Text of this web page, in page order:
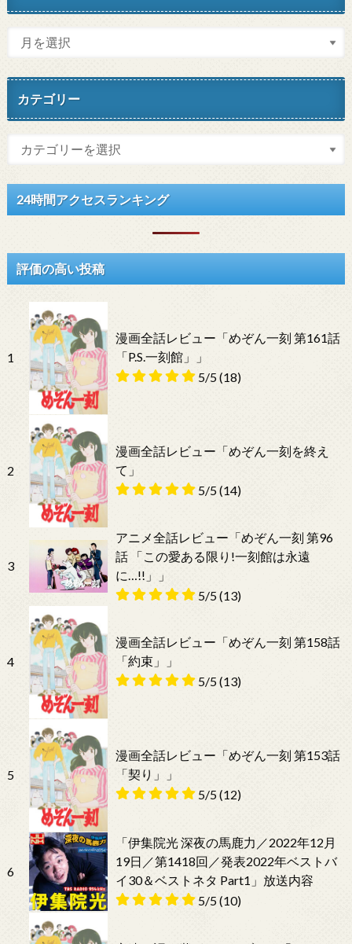
カテゴリー
24時間アクセスランキング
評価の高い投稿
1
漫画全話レビュー「めぞん一刻 第161話
「P.S.一刻館」」
5/5(18)
2
漫画全話レビュー「めぞん一刻を終え
て」
5/5(14)
3
アニメ全話レビュー「めぞん一刻 第96
話 「この愛ある限り!一刻館は永遠
に…!!」」
5/5(13)
4
漫画全話レビュー「めぞん一刻 第158話
「約束」」
5/5(13)
5
漫画全話レビュー「めぞん一刻 第153話
「契り」」
5/5(12)
6
「伊集院光 深夜の馬鹿力／2022年12月
19日／第1418回／発表2022年ベストバ
イ30＆ベストネタ Part1」放送内容
5/5(10)